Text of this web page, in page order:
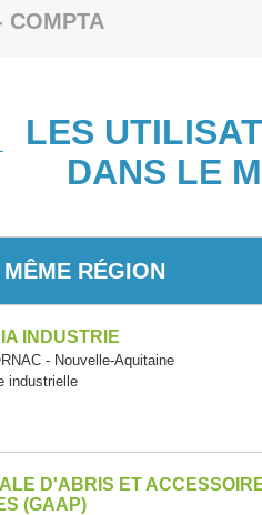
COMPTA
LES
DANS LE
RÉGION
INDUSTRIE
- Nouvelle-Aquitaine
industrielle
D'ABRIS ET
(GAAP)